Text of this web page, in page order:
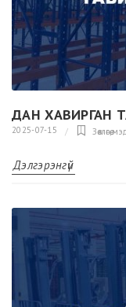
ДАН ХАВИРГАН
2025-07-15
Дэлгэрэнгүй